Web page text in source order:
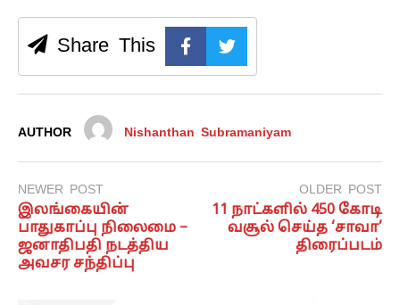
Share This
AUTHOR Nishanthan Subramaniyam
NEWER POST
இலங்கையின்
பாதுகாப்பு நிலைமை –
ஜனாதிபதி நடத்திய
அவசர சந்திப்பு
OLDER POST
11 நாட்களில் 450 கோடி
வசூல் செய்த ‘சாவா’
திரைப்படம்